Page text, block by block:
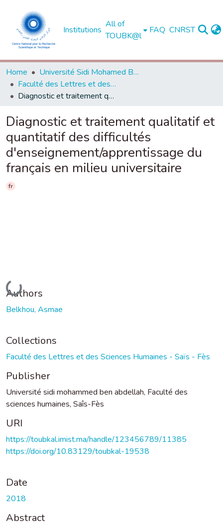
Institutions
All of
TOUBK@l
FAQ CNRST
Home
Université Sidi Mohamed Ben Abdellah de Fès
Faculté des Lettres et des Sciences Humaines - Saïs - Fès
Diagnostic et traitement qualitatif et quantitatif des difficultés d'enseignement/apprentissage du français en milieu universitaire
Diagnostic et traitement qualitatif et
quantitatif des difficultés
d'enseignement/apprentissage du
français en milieu universitaire
fr
Loading...
Authors
Belkhou, Asmae
Collections
Faculté des Lettres et des Sciences Humaines - Saïs - Fès
Publisher
Université sidi mohammed ben abdellah, Faculté des
sciences humaines, Saîs-Fès
URI
https://toubkal.imist.ma/handle/123456789/11385
https://doi.org/10.83129/toubkal-19538
Date
2018
Abstract